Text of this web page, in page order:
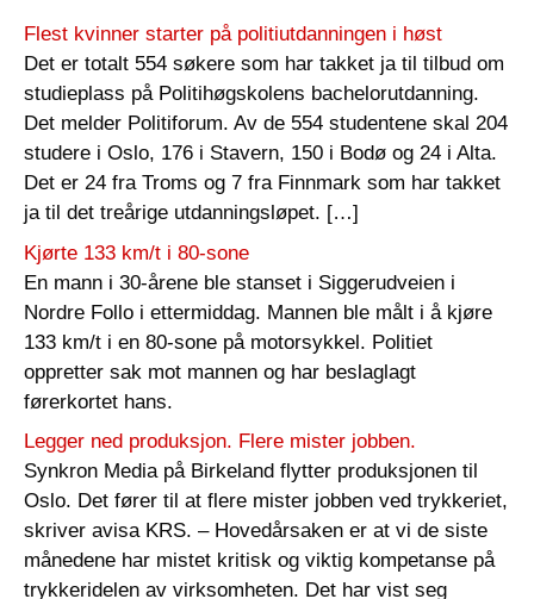
Flest kvinner starter på politiutdanningen i høst
Det er totalt 554 søkere som har takket ja til tilbud om
studieplass på Politihøgskolens bachelorutdanning.
Det melder Politiforum. Av de 554 studentene skal 204
studere i Oslo, 176 i Stavern, 150 i Bodø og 24 i Alta.
Det er 24 fra Troms og 7 fra Finnmark som har takket
ja til det treårige utdanningsløpet. […]
Kjørte 133 km/t i 80-sone
En mann i 30-årene ble stanset i Siggerudveien i
Nordre Follo i ettermiddag. Mannen ble målt i å kjøre
133 km/t i en 80-sone på motorsykkel. Politiet
oppretter sak mot mannen og har beslaglagt
førerkortet hans.
Legger ned produksjon. Flere mister jobben.
Synkron Media på Birkeland flytter produksjonen til
Oslo. Det fører til at flere mister jobben ved trykkeriet,
skriver avisa KRS. – Hovedårsaken er at vi de siste
månedene har mistet kritisk og viktig kompetanse på
trykkeridelen av virksomheten. Det har vist seg